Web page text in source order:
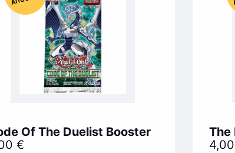
Of Τhe Duelist Booster
€
The